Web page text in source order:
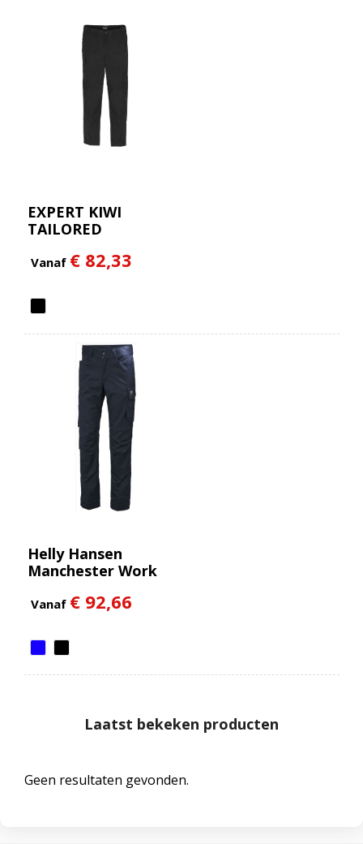
EXPERT KIWI
TAILORED
TROUSERS
Vanaf € 82,33
Helly Hansen
Manchester Work
Vanaf € 92,66
Laatst bekeken producten
Geen resultaten gevonden.